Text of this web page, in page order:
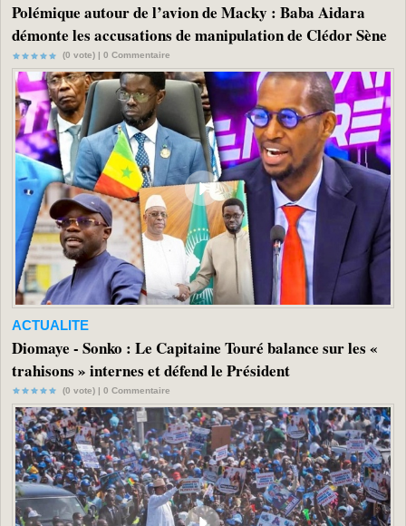
Polémique autour de l’avion de Macky : Baba Aidara
démonte les accusations de manipulation de Clédor Sène
(0 vote) | 0 Commentaire
ACTUALITE
Diomaye - Sonko : Le Capitaine Touré balance sur les «
trahisons » internes et défend le Président
(0 vote) | 0 Commentaire